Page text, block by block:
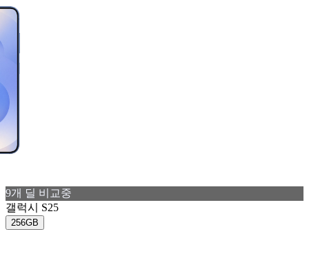
9개 딜 비교중
갤럭시 S25
256GB